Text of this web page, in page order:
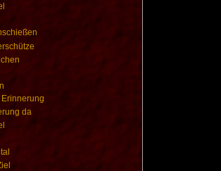
Erinnerung
da